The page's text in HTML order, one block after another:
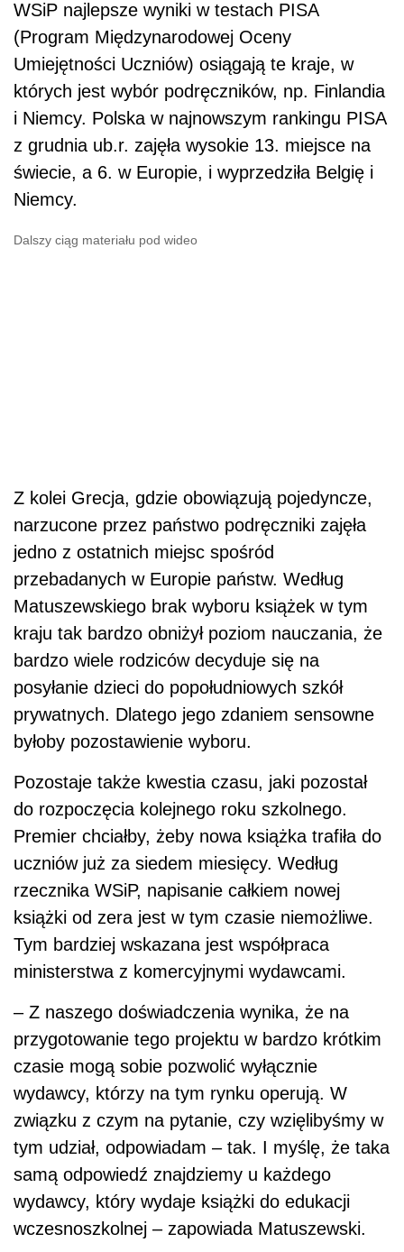
WSiP najlepsze wyniki w testach PISA
(Program Międzynarodowej Oceny
Umiejętności Uczniów) osiągają te kraje, w
których jest wybór podręczników, np. Finlandia
i Niemcy. Polska w najnowszym rankingu PISA
z grudnia ub.r. zajęła wysokie 13. miejsce na
świecie, a 6. w Europie, i wyprzedziła Belgię i
Niemcy.
Dalszy ciąg materiału pod wideo
Z kolei Grecja, gdzie obowiązują pojedyncze,
narzucone przez państwo podręczniki zajęła
jedno z ostatnich miejsc spośród
przebadanych w Europie państw. Według
Matuszewskiego brak wyboru książek w tym
kraju tak bardzo obniżył poziom nauczania, że
bardzo wiele rodziców decyduje się na
posyłanie dzieci do popołudniowych szkół
prywatnych. Dlatego jego zdaniem sensowne
byłoby pozostawienie wyboru.
Pozostaje także kwestia czasu, jaki pozostał
do rozpoczęcia kolejnego roku szkolnego.
Premier chciałby, żeby nowa książka trafiła do
uczniów już za siedem miesięcy. Według
rzecznika WSiP, napisanie całkiem nowej
książki od zera jest w tym czasie niemożliwe.
Tym bardziej wskazana jest współpraca
ministerstwa z komercyjnymi wydawcami.
– Z naszego doświadczenia wynika, że na
przygotowanie tego projektu w bardzo krótkim
czasie mogą sobie pozwolić wyłącznie
wydawcy, którzy na tym rynku operują. W
związku z czym na pytanie, czy wzięlibyśmy w
tym udział, odpowiadam – tak. I myślę, że taka
samą odpowiedź znajdziemy u każdego
wydawcy, który wydaje książki do edukacji
wczesnoszkolnej – zapowiada Matuszewski.